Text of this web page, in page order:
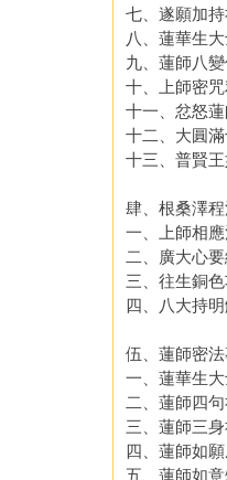
七、遂願加
八、蓮華生
九、蓮師八
十、上師密
十一、忿怒
十二、大圓
十三、普賢
肆、根桑澤
一、上師相
二、廣大心
三、往生銅
四、八大持
伍、蓮師密
一、蓮華生
二、蓮師四
三、蓮師三
四、蓮師如
五、蓮師如